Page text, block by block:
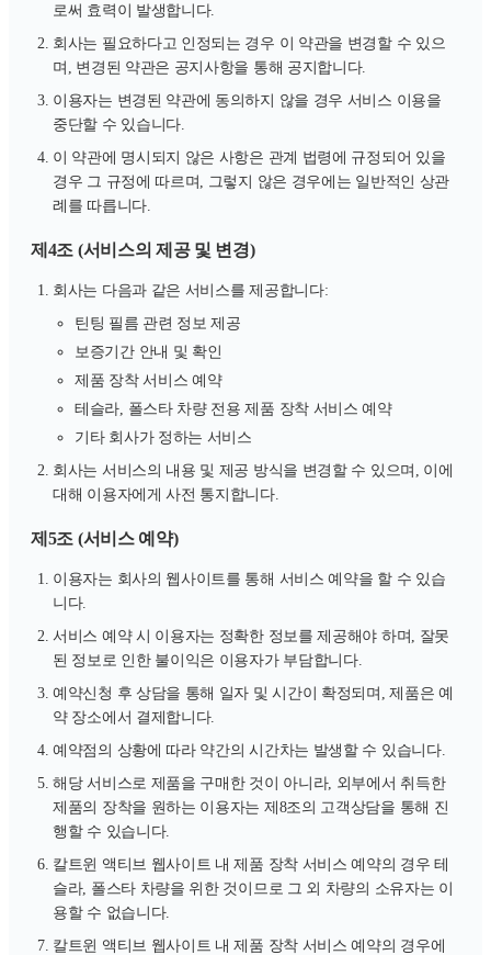
로써 효력이 발생합니다.
회사는 필요하다고 인정되는 경우 이 약관을 변경할 수 있으
며, 변경된 약관은 공지사항을 통해 공지합니다.
이용자는 변경된 약관에 동의하지 않을 경우 서비스 이용을
중단할 수 있습니다.
이 약관에 명시되지 않은 사항은 관계 법령에 규정되어 있을
경우 그 규정에 따르며, 그렇지 않은 경우에는 일반적인 상관
례를 따릅니다.
제4조 (서비스의 제공 및 변경)
회사는 다음과 같은 서비스를 제공합니다:
틴팅 필름 관련 정보 제공
보증기간 안내 및 확인
제품 장착 서비스 예약
테슬라, 폴스타 차량 전용 제품 장착 서비스 예약
기타 회사가 정하는 서비스
회사는 서비스의 내용 및 제공 방식을 변경할 수 있으며, 이에
대해 이용자에게 사전 통지합니다.
제5조 (서비스 예약)
이용자는 회사의 웹사이트를 통해 서비스 예약을 할 수 있습
니다.
서비스 예약 시 이용자는 정확한 정보를 제공해야 하며, 잘못
된 정보로 인한 불이익은 이용자가 부담합니다.
예약신청 후 상담을 통해 일자 및 시간이 확정되며, 제품은 예
약 장소에서 결제합니다.
예약점의 상황에 따라 약간의 시간차는 발생할 수 있습니다.
해당 서비스로 제품을 구매한 것이 아니라, 외부에서 취득한
제품의 장착을 원하는 이용자는 제8조의 고객상담을 통해 진
행할 수 있습니다.
칼트윈 액티브 웹사이트 내 제품 장착 서비스 예약의 경우 테
슬라, 폴스타 차량을 위한 것이므로 그 외 차량의 소유자는 이
용할 수 없습니다.
칼트윈 액티브 웹사이트 내 제품 장착 서비스 예약의 경우에